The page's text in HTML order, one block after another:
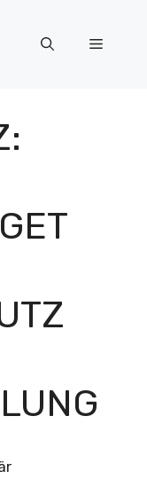
Menü